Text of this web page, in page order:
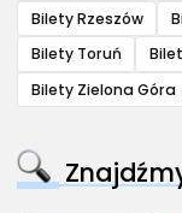
Bilety Rzeszów
Bilety Toruń
Bilety Zielona Góra